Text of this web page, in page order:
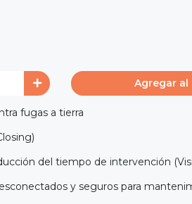
Agregar al
fugas a tierra
del tiempo de intervención
y seguros para